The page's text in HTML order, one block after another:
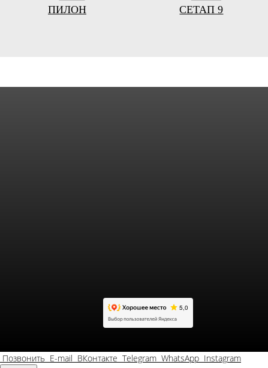
ПИЛОН СЕТАП 9
Позвонить E-mail ВКонтакте Telegram WhatsApp Instagram